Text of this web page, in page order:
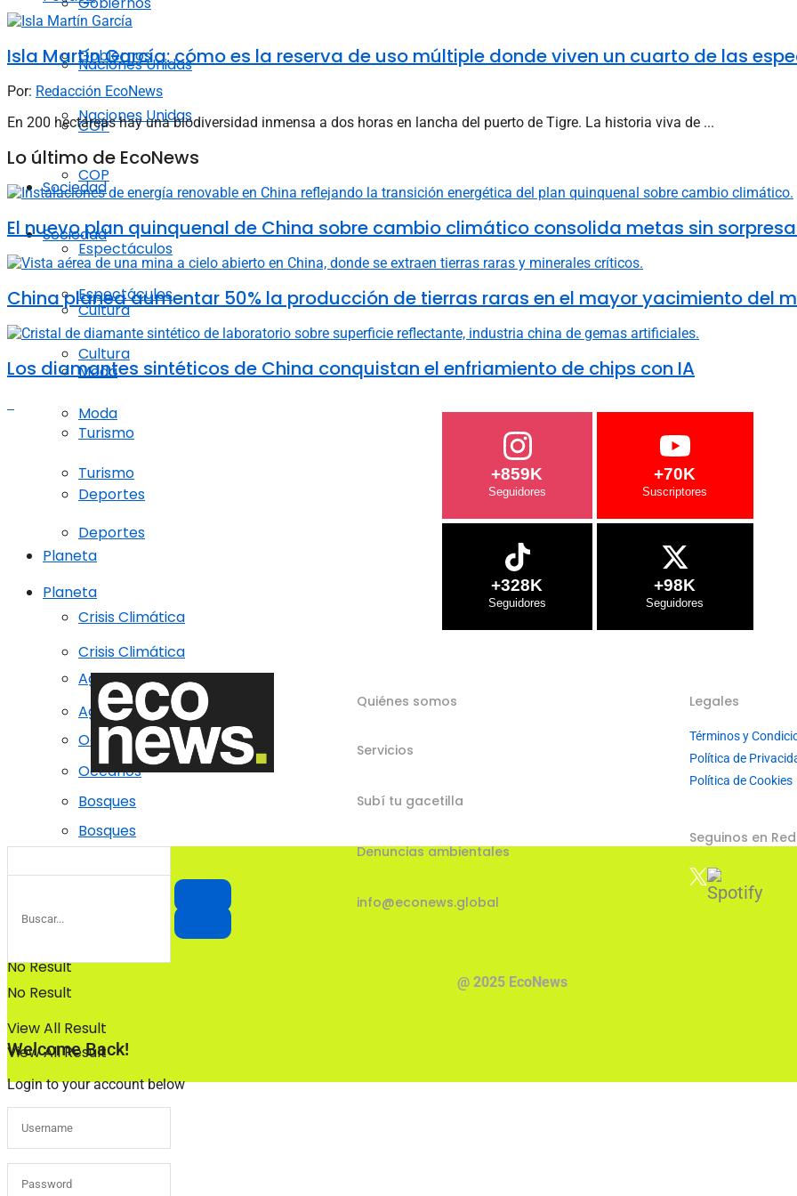
Naciones Unidas
COP
Sociedad
Espectáculos
Cultura
Moda
Turismo
Deportes
Planeta
Crisis Climática
Agricultura regenerativa
Océanos
Bosques
No Result
View All Result
Gobiernos
Naciones Unidas
COP
Sociedad
Espectáculos
Cultura
Moda
Turismo
Deportes
Planeta
Crisis Climática
Agricultura regenerativa
Océanos
Bosques
No Result
View All Result
Isla Martín García: cómo es la reserva de uso múltiple donde viven un cuarto de las
Por: Redacción EcoNews
En 200 hectáreas hay una biodiversidad inmensa a dos horas en lancha del puerto de Tigre. La historia viva de ...
Lo último de EcoNews
El nuevo plan quinquenal de China sobre cambio climático consolida metas sin
China planea aumentar 50% la producción de tierras raras en el mayor yacimiento del
Los diamantes sintéticos de China conquistan el enfriamiento de chips con IA
+859K +70K
+328K +98K
Quiénes somos
Servicios
Subí tu gacetilla
Denuncias ambientales
info@econews.global
Legales
Términos y
Política de
Política de Cookies
Seguinos en
@ 2025 EcoNews
Welcome Back!
Login to your account below